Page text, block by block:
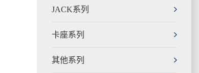
JACK系列
卡座系列
其他系列